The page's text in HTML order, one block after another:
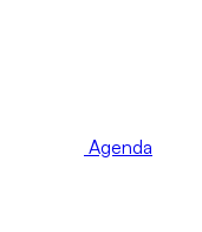
Agenda